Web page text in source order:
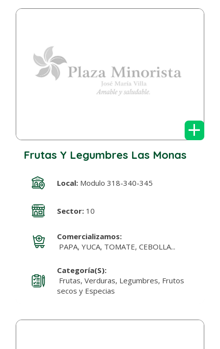
+
Frutas Y Legumbres Las Monas
Local:Modulo 318-340-345
Sector:10
Comercializamos:
PAPA, YUCA, TOMATE, CEBOLLA...
Categoría(s):
Frutas, Verduras, Legumbres, Frutos
secos y Especias